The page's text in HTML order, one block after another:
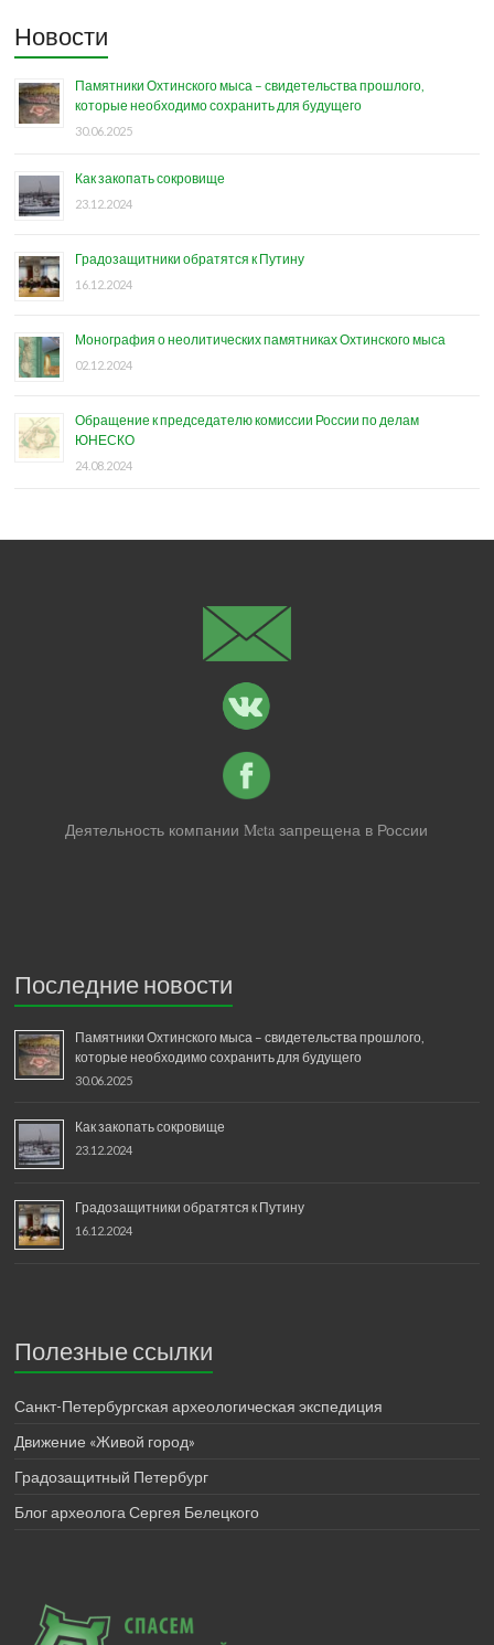
Новости
Памятники Охтинского мыса – свидетельства прошлого,
которые необходимо сохранить для будущего
30.06.2025
Как закопать сокровище
23.12.2024
Градозащитники обратятся к Путину
16.12.2024
Монография о неолитических памятниках Охтинского мыса
02.12.2024
Обращение к председателю комиссии России по делам
ЮНЕСКО
24.08.2024
Деятельность компании Meta запрещена в России
Последние новости
Памятники Охтинского мыса – свидетельства прошлого,
которые необходимо сохранить для будущего
30.06.2025
Как закопать сокровище
23.12.2024
Градозащитники обратятся к Путину
16.12.2024
Полезные ссылки
Санкт-Петербургская археологическая экспедиция
Движение «Живой город»
Градозащитный Петербург
Блог археолога Сергея Белецкого